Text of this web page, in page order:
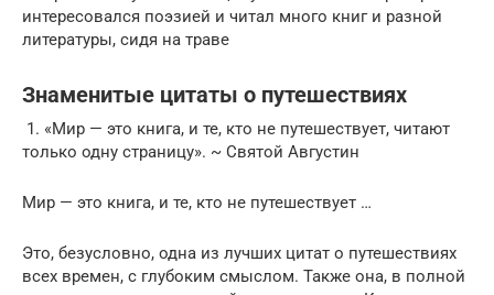
интересовался поэзией и читал много книг и разной
литературы, сидя на траве
Знаменитые цитаты о путешествиях
1. «Мир — это книга, и те, кто не путешествует, читают
только одну страницу». ~ Святой Августин
Мир — это книга, и те, кто не путешествует …
Это, безусловно, одна из лучших цитат о путешествиях
всех времен, с глубоким смыслом. Также она, в полной